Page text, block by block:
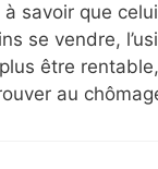
à savoir que
se vendre,
être
au